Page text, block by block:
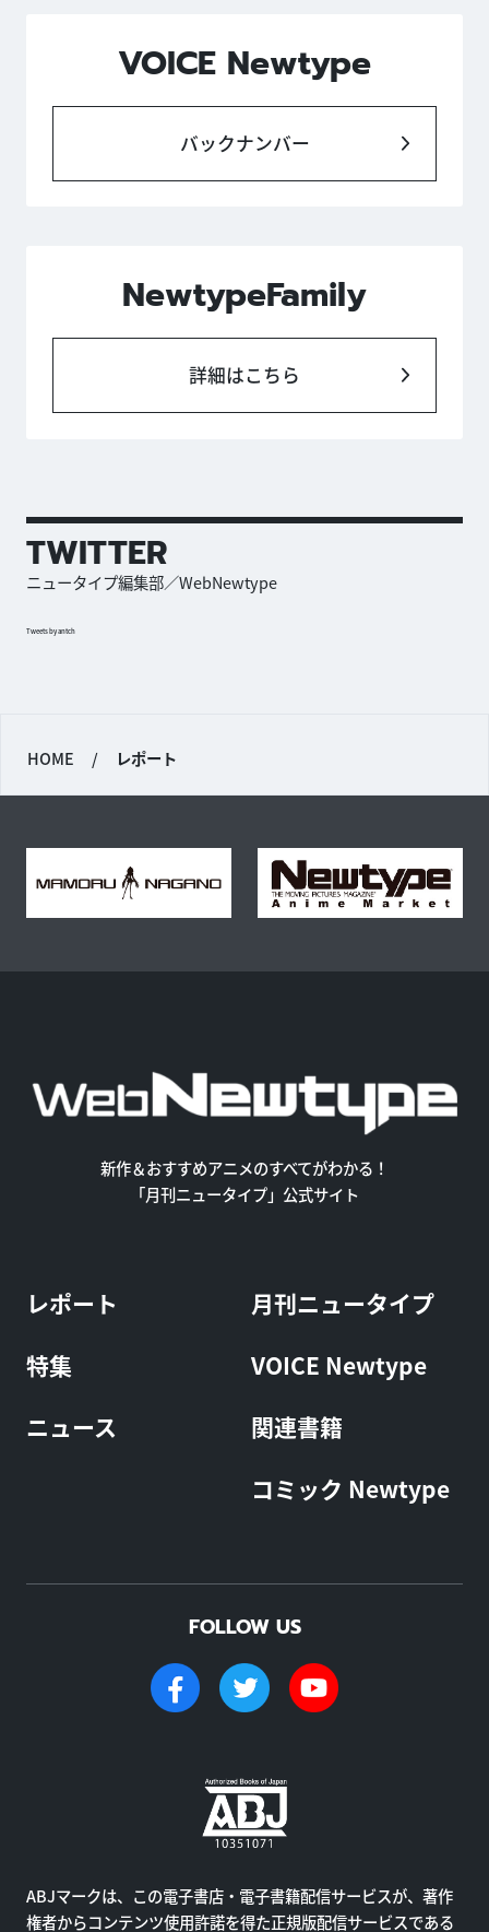
VOICE Newtype
バックナンバー
NewtypeFamily
詳細はこちら
TWITTER
ニュータイプ編集部／WebNewtype
Tweets by antch
HOME / レポート
新作＆おすすめアニメのすべてがわかる！
「月刊ニュータイプ」公式サイト
レポート
特集
ニュース
月刊ニュータイプ
VOICE Newtype
関連書籍
コミック Newtype
FOLLOW US
ABJマークは、この電子書店・電子書籍配信サービスが、著作
権者からコンテンツ使用許諾を得た正規版配信サービスである